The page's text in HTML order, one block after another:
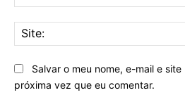
Salvar o meu nome, e-mail e
próxima vez que eu comentar.